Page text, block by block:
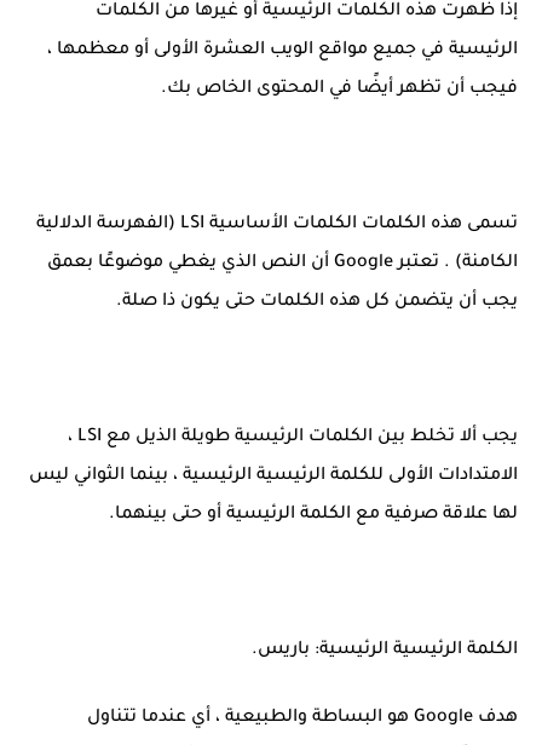
إذا ظهرت هذه الكلمات الرئيسية أو غيرها من الكلمات
الرئيسية في جميع مواقع الويب العشرة الأولى أو معظمها ،
فيجب أن تظهر أيضًا في المحتوى الخاص بك.
تسمى هذه الكلمات الكلمات الأساسية LSI (الفهرسة الدلالية
الكامنة) . تعتبر Google أن النص الذي يغطي موضوعًا بعمق
يجب أن يتضمن كل هذه الكلمات حتى يكون ذا صلة.
يجب ألا تخلط بين الكلمات الرئيسية طويلة الذيل مع LSI ،
الامتدادات الأولى للكلمة الرئيسية الرئيسية ، بينما الثواني ليس
لها علاقة صرفية مع الكلمة الرئيسية أو حتى بينهما.
الكلمة الرئيسية الرئيسية: باريس.
هدف Google هو البساطة والطبيعية ، أي عندما تتناول